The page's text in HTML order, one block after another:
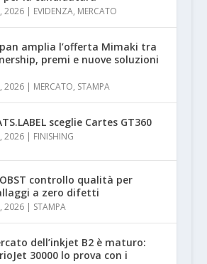
2026| EVIDENZA, MERCATO
amplia l’offerta Mimaki tra
premi e nuove soluzioni
2026| MERCATO, STAMPA
sceglie Cartes GT360
2026| FINISHING
controllo qualità per
a zero difetti
2026| STAMPA
dell’inkjet B2 è maturo:
30000 lo prova con i